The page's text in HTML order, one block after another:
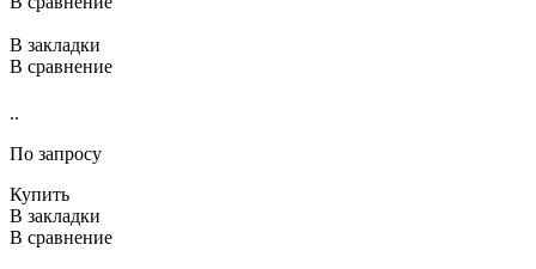
В закладки
В сравнение
..
По запросу
Купить
В закладки
В сравнение